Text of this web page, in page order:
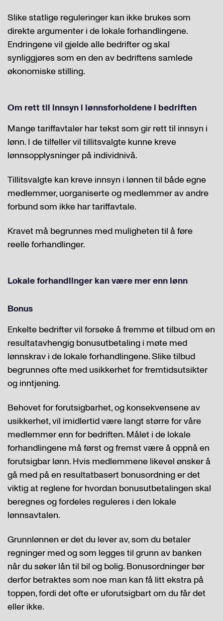
Slike statlige reguleringer kan ikke brukes som
direkte argumenter i de lokale forhandlingene.
Endringene vil gjelde alle bedrifter og skal
synliggjøres som en den av bedriftens samlede
økonomiske stilling.
Om rett til innsyn i lønnsforholdene i bedriften
Mange tariffavtaler har tekst som gir rett til innsyn i
lønn. I de tilfeller vil tillitsvalgte kunne kreve
lønnsopplysninger på individnivå.
Tillitsvalgte kan kreve innsyn i lønnen til både egne
medlemmer, uorganiserte og medlemmer av andre
forbund som ikke har tariffavtale.
Kravet må begrunnes med muligheten til å føre
reelle forhandlinger.
Lokale forhandlinger kan være mer enn lønn
Bonus
Enkelte bedrifter vil forsøke å fremme et tilbud om en
resultatavhengig bonusutbetaling i møte med
lønnskrav i de lokale forhandlingene. Slike tilbud
begrunnes ofte med usikkerhet for fremtidsutsikter
og inntjening.
Behovet for forutsigbarhet, og konsekvensene av
usikkerhet, vil imidlertid være langt større for våre
medlemmer enn for bedriften. Målet i de lokale
forhandlingene må først og fremst være å oppnå en
forutsigbar lønn. Hvis medlemmene likevel ønsker å
gå med på en resultatbasert bonusordning er det
viktig at reglene for hvordan bonusutbetalingen skal
beregnes og fordeles reguleres i den lokale
lønnsavtalen.
Grunnlønnen er det du lever av, som du betaler
regninger med og som legges til grunn av banken
når du søker lån til bil og bolig. Bonusordninger bør
derfor betraktes som noe man kan få litt ekstra på
toppen, fordi det ofte er uforutsigbart om du får det
eller ikke.